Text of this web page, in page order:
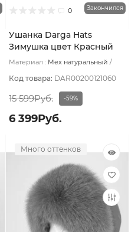
0 Закончился
Ушанка Darga Hats
Зимушка цвет Красный
размер 57-58
Материал : Мех натуральный
Код товара: DAR00200121060
15 599Руб. -59%
6 399Руб.
Много оттенков